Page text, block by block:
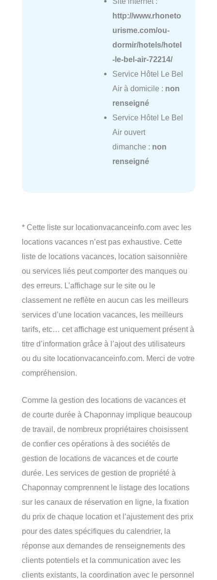
http://www.rhoneto
urisme.com/ou-
dormir/hotels/hotel
-le-bel-air-72214/
Service Hôtel Le Bel
Air à domicile : non
renseigné
Service Hôtel Le Bel
Air ouvert
dimanche : non
renseigné
* Cette liste sur locationvacanceinfo.com avec les
locations vacances n’est pas exhaustive. Cette
liste de locations vacances, location saisonnière
ou services liés peut comporter des manques ou
des erreurs. L’affichage sur le site ou le
classement ne reflète en aucun cas les meilleurs
services d’une location vacances, les meilleurs
tarifs, etc… cet affichage est uniquement présent à
titre d’information grâce à l’ajout des utilisateurs
ou du site locationvacanceinfo.com. Merci de votre
compréhension.
Comme la gestion des locations de vacances et
de courte durée à Chaponnay implique beaucoup
de travail, de nombreux propriétaires choisissent
de confier ces opérations à des sociétés de
gestion de locations de vacances et de courte
durée. Les services de gestion de propriété à
Chaponnay comprennent le listage des locations
sur les canaux de réservation en ligne, la fixation
du prix de chaque location et l’ajustement des prix
pour des dates spécifiques du calendrier, la
réponse aux demandes de renseignements des
clients potentiels et la communication avec les
clients existants, la coordination avec le personnel